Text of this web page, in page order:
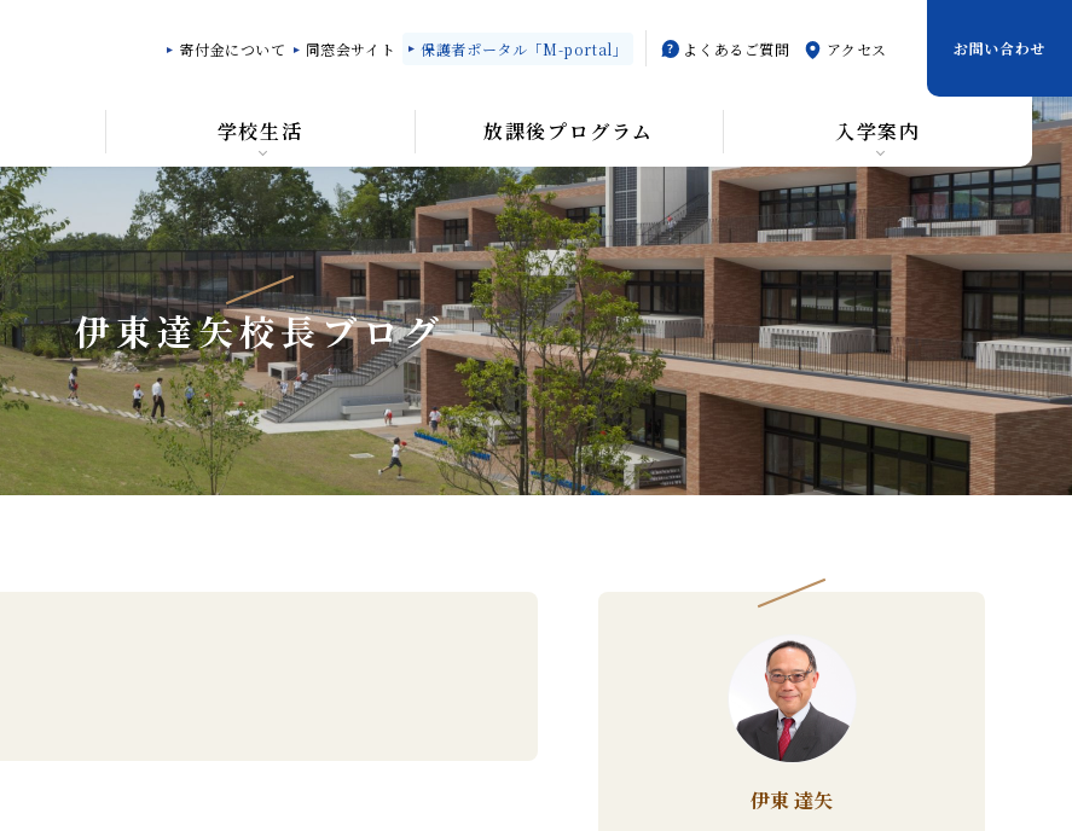
寄付金について 同窓会サイト 保護者ポータル「M-portal」 よくあるご質問 アクセス お問い合わせ
学校生活 放課後プログラム 入学案内
伊東達矢校長ブログ
伊東 達矢